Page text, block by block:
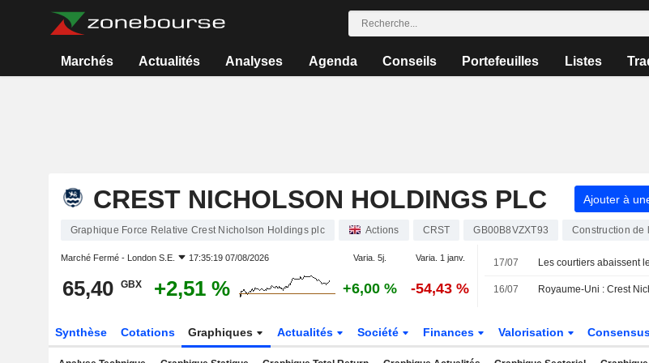
Marchés Actualités Analyses Agenda Conseils Portefeuilles Listes
CREST NICHOLSON HOLDINGS PLC Ajouter à
Graphique Force Relative Crest Nicholson Holdings plc Actions CRST GB00B8VZXT93 Construction de
Marché Fermé - London S.E. 17:35:19 07/08/2026 Varia. 5j. Varia. 1 janv.
65,40 GBX +2,51 % +6,00 % -54,43 %
17/07
16/07
Synthèse Cotations Graphiques Actualités Société Finances Valorisation